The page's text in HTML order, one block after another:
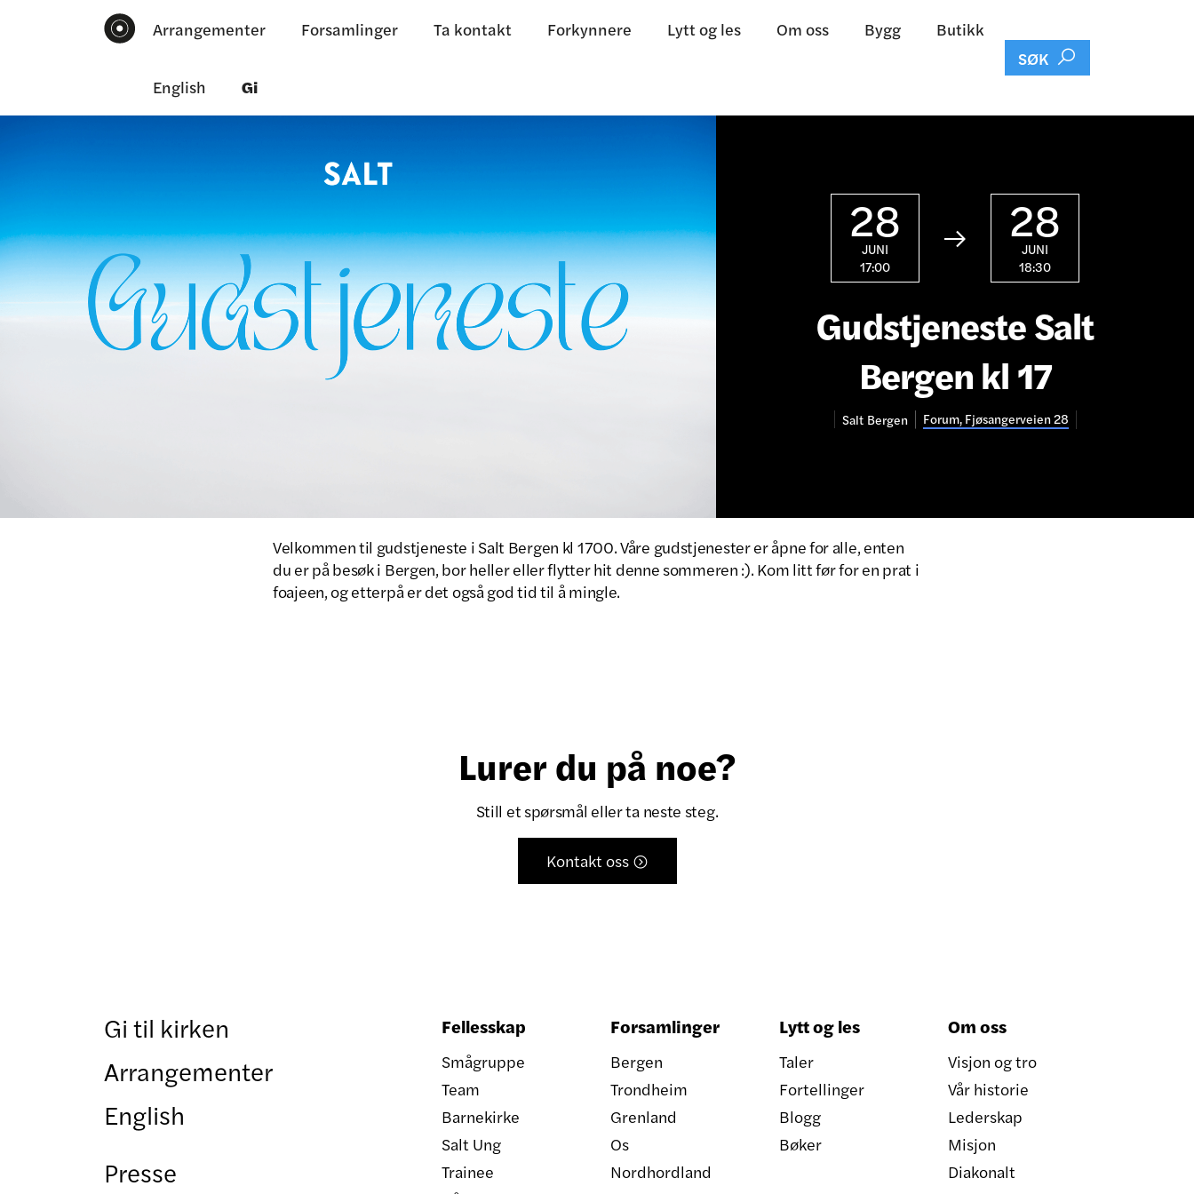
Arrangementer Forsamlinger Ta kontakt Forkynnere Lytt og les Om oss Bygg Butikk
English Gi
SØK 
28
JUNI
17:00
 28
JUNI
18:30
Gudstjeneste Salt
Bergen kl 17
Salt Bergen Forum, Fjøsangerveien 28
Velkommen til gudstjeneste i Salt Bergen kl 1700. Våre gudstjenester er åpne for alle, enten
du er på besøk i Bergen, bor heller eller flytter hit denne sommeren :). Kom litt før for en prat i
foajeen, og etterpå er det også god tid til å mingle.
Lurer du på noe?
Still et spørsmål eller ta neste steg.
Kontakt oss 
Gi til kirken
Arrangementer
English
Presse
Fellesskap
Smågruppe
Team
Barnekirke
Salt Ung
Trainee
Forsamlinger
Bergen
Trondheim
Grenland
Os
Nordhordland
Lytt og les
Taler
Fortellinger
Blogg
Bøker
Om oss
Visjon og tro
Vår historie
Lederskap
Misjon
Diakonalt